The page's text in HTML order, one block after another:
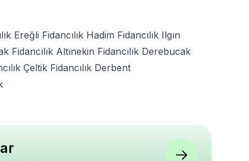
Ereğli Fidancılık Hadim Fidancılık Ilgın
Fidancılık Altınekin Fidancılık Derebucak
Çeltik Fidancılık Derbent